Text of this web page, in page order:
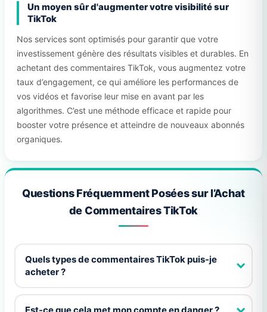
Un moyen sûr d'augmenter votre visibilité sur
TikTok
Nos services sont optimisés pour garantir que votre
investissement génère des résultats visibles et durables. En
achetant des commentaires TikTok, vous augmentez votre
taux d’engagement, ce qui améliore les performances de
vos vidéos et favorise leur mise en avant par les
algorithmes. C’est une méthode efficace et rapide pour
booster votre présence et atteindre de nouveaux abonnés
organiques.
Questions Fréquemment Posées sur l’Achat
de Commentaires TikTok
Quels types de commentaires TikTok puis-je
acheter ?